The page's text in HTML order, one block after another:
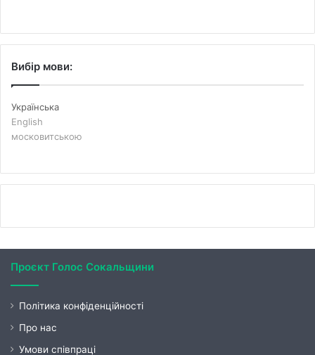
Вибір мови:
Українська
English
московитською
Проєкт Голос Сокальщини
Політика конфіденційності
Про нас
Умови співпраці